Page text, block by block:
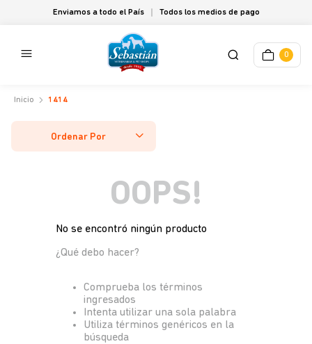
Enviamos a todo el País Todos los medios de pago
0
1414
Ordenar Por
OOPS!
No se encontró ningún producto
¿Qué debo hacer?
Comprueba los términos
ingresados
Intenta utilizar una sola palabra
Utiliza términos genéricos en la
búsqueda